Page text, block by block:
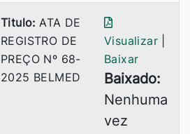
Titulo: ATA DE
REGISTRO DE
PREÇO Nº 68-
2025 BELMED
Visualizar
Baixar
Baixado:
Nenhuma
vez